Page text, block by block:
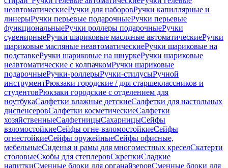
неавтоматическиеРучки для наборовРучки капиллярные и
линерыРучки перьевые подарочныеРучки перьевые
функциональныеРучки роллеры подарочныеРучки
сувенирныеРучки шариковые масляные автоматическиеРучки
шариковые масляные неавтоматическиеРучки шариковые на
подставкеРучки шариковые на шнуркеРучки шариковые
неавтоматические с колпачкомРучки шариковые
подарочныеРучки-роллерыРучки-стилусыРучной
инструментРюкзаки городские / для старшеклассников и
студентовРюкзаки городские с отделением для
ноутбукаСалфетки влажные детскиеСалфетки для настольных
диспенсеровСалфетки косметическиеСалфетки
хозяйственныеСалфетницыСахарницыСейфы
взломостойкиеСейфы огне-взломостойкиеСейфы
огнестойкиеСейфы оружейныеСейфы офисные,
мебельныеСиденья и рамы для многоместных креселСкатерти
столовыеСкобы для степлеровСкрепкиСладкие
напиткиСменные блоки для органайзеровСменные блоки для